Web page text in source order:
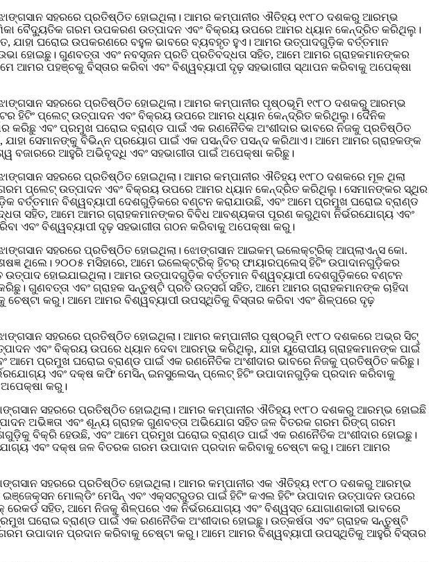
ସହରରେ ପ୍ରତିଷ୍ଠିତ ହୋଇଥିଲା। ଆମର କମ୍ପାନୀର ଐତିହ୍ୟ ୧୯୮୦ ଦଶକରୁ ଆରମ୍ଭ
ବୈଦ୍ୟୁତିକ ଗରମ ଉପକରଣ ଉତ୍ପାଦନ ଏବଂ ବିକ୍ରୟ ଉପରେ ଆମର ଧ୍ୟାନ କେନ୍ଦ୍ରିତ କରିଥିଲୁ।
ଯାହା ଘରୋଇ ଉପକରଣରେ ବହୁଳ ଭାବରେ ବ୍ୟବହୃତ ହୁଏ। ଆମର ଉତ୍ପାଦଗୁଡ଼ିକ ବର୍ତ୍ତମାନ
ହୋଇଛୁ। ଗୁଣବତ୍ତା ଏବଂ ନବସୃଜନ ପ୍ରତି ପ୍ରତିବଦ୍ଧତା ସହିତ, ଆମେ ଆମର ଗ୍ରାହକମାନଙ୍କର
ପହଞ୍ଚକୁ ବିସ୍ତାର କରିବା ଏବଂ ବିଶ୍ୱବ୍ୟାପୀ ଦୃଢ଼ ସହଭାଗୀତା ସ୍ଥାପନ କରିବାକୁ ଅପେକ୍ଷା
ସହରରେ ପ୍ରତିଷ୍ଠିତ ହୋଇଥିଲା। ଆମର କମ୍ପାନୀର ପୃଷ୍ଠଭୂମି ୧୯୮୦ ଦଶକରୁ ଆରମ୍ଭ
ହିଟିଂ ପ୍ଲେଟ୍ ଉତ୍ପାଦନ ଏବଂ ବିକ୍ରୟ ଉପରେ ଆମର ଧ୍ୟାନ କେନ୍ଦ୍ରିତ କରିଥିଲୁ। ଦୈନିକ
ଏବଂ ପ୍ରମୁଖ ଘରୋଇ ବ୍ରାଣ୍ଡ ପାଇଁ ଏକ ରଣନୈତିକ ଅଂଶୀଦାର ଭାବରେ ନିଜକୁ ପ୍ରତିଷ୍ଠିତ
ଯାହା ସେମାନଙ୍କୁ ବିଭିନ୍ନ ପ୍ରୟୋଗ ପାଇଁ ଏକ ପସନ୍ଦିତ ପସନ୍ଦ କରିଥାଏ। ଆମେ ଆମର ଗ୍ରାହକଙ୍କ
ଆହୁରି ଅଭିବୃଦ୍ଧି ଏବଂ ସହଭାଗୀତା ପାଇଁ ଅପେକ୍ଷା କରିଛୁ।
ସହରରେ ପ୍ରତିଷ୍ଠିତ ହୋଇଥିଲା। ଆମର କମ୍ପାନୀର ଐତିହ୍ୟ ୧୯୮୦ ଦଶକରେ ମୂଳ ଥିଲା
ଗରମ ପ୍ଲେଟ୍ ଉତ୍ପାଦନ ଏବଂ ବିକ୍ରୟ ଉପରେ ଆମର ଧ୍ୟାନ କେନ୍ଦ୍ରିତ କରିଥିଲୁ। ସେମାନଙ୍କର ସ୍ଥିର
ବର୍ତ୍ତମାନ ବିଶ୍ୱବ୍ୟାପୀ ଦେଶଗୁଡ଼ିକରେ ବଣ୍ଟନ କରାଯାଉଛି, ଏବଂ ଆମେ ପ୍ରମୁଖ ଘରୋଇ ବ୍ରାଣ୍ଡ
ସହିତ, ଆମେ ଆମର ଗ୍ରାହକମାନଙ୍କର ବିବିଧ ଆବଶ୍ୟକତା ପୂରଣ କରୁଥିବା ନିର୍ଭରଯୋଗ୍ୟ ଏବଂ
ବିଶ୍ୱବ୍ୟାପୀ ଦୃଢ଼ ସହଭାଗୀତା ଗଠନ କରିବାକୁ ଅପେକ୍ଷା କରୁ।
ସହରରେ ପ୍ରତିଷ୍ଠିତ ହୋଇଥିଲା। ଝୋଙ୍ଗସାନ ଆଇକମ୍ ଇଲେକ୍ଟ୍ରିକ୍ ଆପ୍ଲାଏନ୍ସ କୋ.
ଥିଲେ। ୨୦୦୫ ମସିହାରେ, ଆମେ ଇଲେକ୍ଟ୍ରିକ୍ ହିଟର୍ ଫାୟାରପ୍ଲେସ୍ ହିଟିଂ ଉପାଦାନଗୁଡ଼ିକର
ହୋଇଯାଇଥିଲା। ଆମର ଉତ୍ପାଦଗୁଡ଼ିକ ବର୍ତ୍ତମାନ ବିଶ୍ୱବ୍ୟାପୀ ଦେଶଗୁଡ଼ିକରେ ବଣ୍ଟନ
ଗୁଣବତ୍ତା ଏବଂ ଗ୍ରାହକ ସନ୍ତୁଷ୍ଟି ପ୍ରତି ଉତ୍ସର୍ଗ ସହିତ, ଆମେ ଆମର ଗ୍ରାହକମାନଙ୍କ ଚାହିଦା
କରୁ। ଆମେ ଆମର ବିଶ୍ୱବ୍ୟାପୀ ଉପସ୍ଥିତିକୁ ବିସ୍ତାର କରିବା ଏବଂ ଶିଳ୍ପରେ ଦୃଢ଼
ସହରରେ ପ୍ରତିଷ୍ଠିତ ହୋଇଥିଲା। ଆମର କମ୍ପାନୀର ପୃଷ୍ଠଭୂମି ୧୯୮୦ ଦଶକରେ ଅଭ୍ର ସିଟ୍
ଏବଂ ବିକ୍ରୟ ଉପରେ ଧ୍ୟାନ ଦେବା ଆରମ୍ଭ କରିଥିଲୁ, ଯାହା ୟୁରୋପୀୟ ଗ୍ରାହକମାନଙ୍କ ପାଇଁ
ଆମେ ପ୍ରମୁଖ ଘରୋଇ ବ୍ରାଣ୍ଡ ପାଇଁ ଏକ ରଣନୈତିକ ଅଂଶୀଦାର ଭାବରେ ନିଜକୁ ପ୍ରତିଷ୍ଠିତ କରିଛୁ।
ଏବଂ ଦକ୍ଷ କଫି ମେସିନ୍ ଇନସୁଲେସନ୍ ପ୍ଲେଟ୍ ହିଟିଂ ଉପାଦାନଗୁଡ଼ିକ ପ୍ରଦାନ କରିବାକୁ
କରୁ।
ସହରରେ ପ୍ରତିଷ୍ଠିତ ହୋଇଥିଲା। ଆମର କମ୍ପାନୀର ଐତିହ୍ୟ ୧୯୮୦ ଦଶକରୁ ଆରମ୍ଭ ହୋଇଛି
ଅଭିଜ୍ଞତା ଏବଂ ଶୂନ୍ୟ ଗ୍ରାହକ ଗୁଣବତ୍ତା ଅଭିଯୋଗ ସହିତ ଜଳ ବିତରକ ଗରମ ରିଙ୍ଗ୍ ଗରମ
ବିକ୍ରି ହେଉଛି, ଏବଂ ଆମେ ପ୍ରମୁଖ ଘରୋଇ ବ୍ରାଣ୍ଡ ପାଇଁ ଏକ ରଣନୈତିକ ଅଂଶୀଦାର ହୋଇଛୁ।
ଏବଂ ଦକ୍ଷ ଜଳ ବିତରକ ଗରମ ଉପାଦାନ ପ୍ରଦାନ କରିବାକୁ ଚେଷ୍ଟା କରୁ। ଆମେ ଆମର
ସହରରେ ପ୍ରତିଷ୍ଠିତ ହୋଇଥିଲା। ଆମର କମ୍ପାନୀର ଏକ ଐତିହ୍ୟ ୧୯୮୦ ଦଶକରୁ ଆରମ୍ଭ
ମୋଲ୍ଡିଂ ମେସିନ୍ ଏବଂ ଏକ୍ସଟ୍ରୁଡର ପାଇଁ ହିଟିଂ କଏଲ ହିଟିଂ ଉପାଦାନ ଉତ୍ପାଦନ ଉପରେ
ରେକର୍ଡ ସହିତ, ଆମେ ନିଜକୁ ଶିଳ୍ପରେ ଏକ ନିର୍ଭରଯୋଗ୍ୟ ଏବଂ ବିଶ୍ୱସ୍ତ ଯୋଗାଣକାରୀ ଭାବରେ
ଘରୋଇ ବ୍ରାଣ୍ଡ ପାଇଁ ଏକ ରଣନୈତିକ ଅଂଶୀଦାର ହୋଇଛୁ। ଉତ୍କର୍ଷତା ଏବଂ ଗ୍ରାହକ ସନ୍ତୁଷ୍ଟି
ଉପାଦାନ ପ୍ରଦାନ କରିବାକୁ ଚେଷ୍ଟା କରୁ। ଆମେ ଆମର ବିଶ୍ୱବ୍ୟାପୀ ଉପସ୍ଥିତିକୁ ଆହୁରି ବିସ୍ତାର